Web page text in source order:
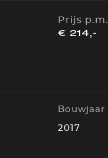
Prijs p.m.
€ 214,-
Bouwjaar
2017